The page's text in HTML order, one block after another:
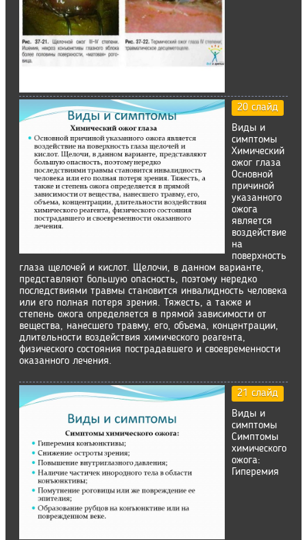
20 слайд
Виды и
симптомы
Химический
ожог глаза
Основной
причиной
указанного
ожога
является
воздействие
на
поверхность
глаза щелочей и кислот. Щелочи, в данном варианте,
представляют большую опасность, поэтому нередко
последствиями травмы становится инвалидность человека
или его полная потеря зрения. Тяжесть, а также и
степень ожога определяется в прямой зависимости от
вещества, нанесшего травму, его, объема, концентрации,
длительности воздействия химического реагента,
физического состояния пострадавшего и своевременности
оказанного лечения.
21 слайд
Виды и
симптомы
Симптомы
химического
ожога:
Гиперемия